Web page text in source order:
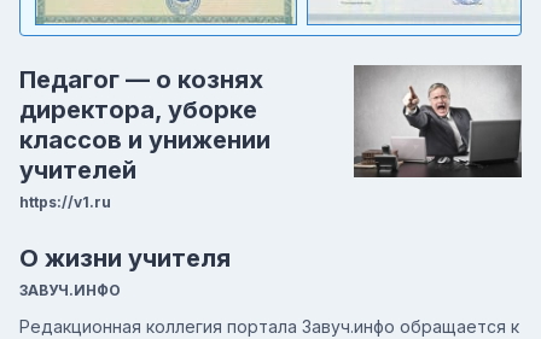
Педагог — о кознях
директора, уборке
классов и унижении
учителей
https://v1.ru
О жизни учителя
ЗАВУЧ.ИНФО
Редакционная коллегия портала Завуч.инфо обращается к